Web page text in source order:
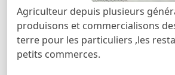
Agriculteur depuis plusieurs
produisons et commercialisons
terre pour les particuliers ,les
petits commerces.